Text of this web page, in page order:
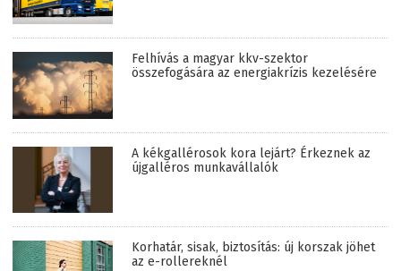
Felhívás a magyar kkv-szektor
összefogására az energiakrízis kezelésére
A kékgallérosok kora lejárt? Érkeznek az
újgalléros munkavállalók
Korhatár, sisak, biztosítás: új korszak jöhet
az e-rollereknél